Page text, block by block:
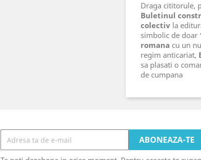
Draga cititorule,
Buletinul
colectiv la
simbolic de doar
romana cu un
regim anticariat,
sa plasati o
de cumpana